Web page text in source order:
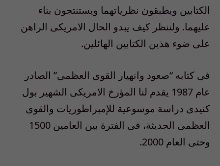
الكتابين ويطبقون نظرياتهما ويستنتجون بناء
عليهما. ولننظر كيف يبدو الحال الامريكى الراهن
على ضوء هذين الكتابين الهائلين.
فى كتابه “صعود وانهيار القوى العظمى” الصادر
عام 1987 يقدم لنا المؤرخ الامريكى الشهير بول
كنيدى دراسة موسوعية للإمبراطوريات والقوى
العظمى الحديثة، فى الفترة بين العامين 1500
وحتى العام 2000.